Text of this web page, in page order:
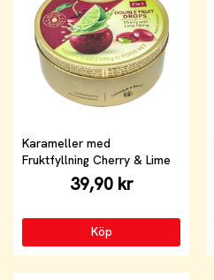
Karameller med
Fruktfyllning Cherry & Lime
39,90 kr
Köp